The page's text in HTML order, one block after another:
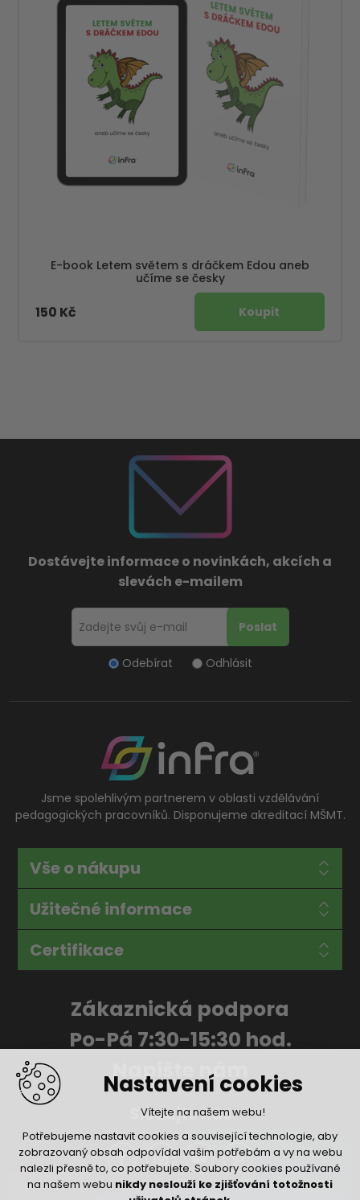
Nastavení cookies
Vítejte na našem webu!
Potřebujeme nastavit cookies a související technologie, aby
zobrazovaný obsah odpovídal vašim potřebám a vy na webu
nalezli přesně to, co potřebujete. Soubory cookies používané
na našem webu nikdy neslouží ke zjišťování totožnosti
E-book Letem světem s dráčkem Edou aneb
učíme se česky
150 Kč
Dostávejte informace o novinkách, akcích a
slevách e-mailem
Odebírat Odhlásit
Jsme spolehlivým partnerem v oblasti vzdělávání
pedagogických pracovníků. Disponujeme akreditací MŠMT.
Vše o nákupu
Užitečné informace
Certifikace
Zákaznická podpora
Po-Pá 7:30-15:30 hod.
Napište nám
Sledujte nás